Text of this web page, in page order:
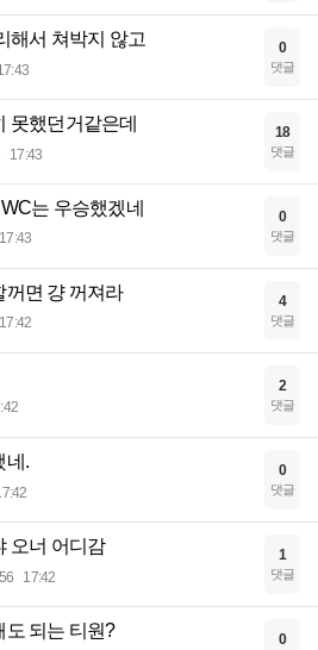
해서 쳐박지 않고 0
댓글
못했던거같은데
17:43
18
댓글
는 우승했겠네
17:43
0
댓글
꺼면 걍 꺼져라
17:42
4
댓글
2
댓글
네. 0
댓글
오너 어디감
17:42
1
댓글
도 되는 티원? 0